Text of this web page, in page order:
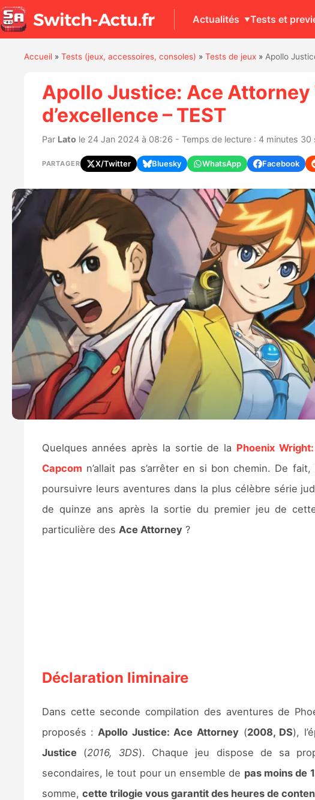
Actualités Tests et
Accueil» Tests (jeux, accessoires, consoles) » Tests de jeux» Apollo
Apollo Justice: Ace
d’excellence – TEST
Par Latole 24 Jan 2024 à 08:26 - Temps de lecture : 4 minutes 30
PARTAGER X/Twitter Bluesky WhatsApp Facebook
Quelques années après la sortie de la Phoenix
Capcom n’allait pas s’arrêter en si bon chemin. De
poursuivre leurs aventures dans la plus célèbre série
de quinze ans après la sortie du premier jeu de
particulière des Ace Attorney?
Déclaration liminaire
Dans cette seconde compilation des aventures de
proposés : Apollo Justice: Ace Attorney (2008, DS),
Justice(2016, 3DS). Chaque jeu dispose de sa
secondaires, le tout pour un ensemble de pas moins de
somme, cette trilogie vous garantit des heures de